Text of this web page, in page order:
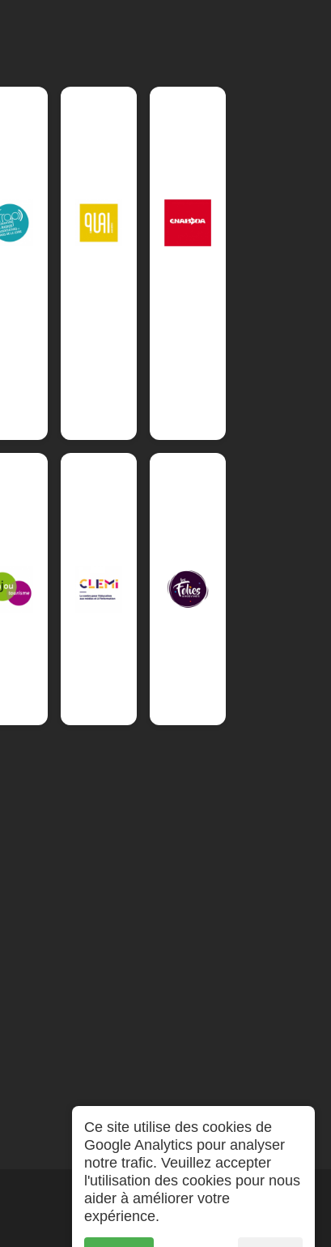
Ce site utilise des cookies de
Google Analytics pour analyser
notre trafic. Veuillez accepter
l'utilisation des cookies pour nous
aider à améliorer votre
expérience.